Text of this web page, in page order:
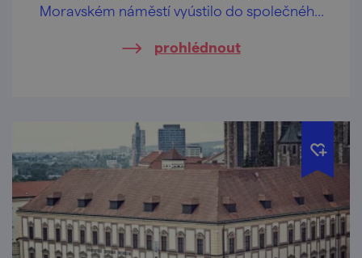
Moravském náměstí vyústilo do společného
prohlédnout